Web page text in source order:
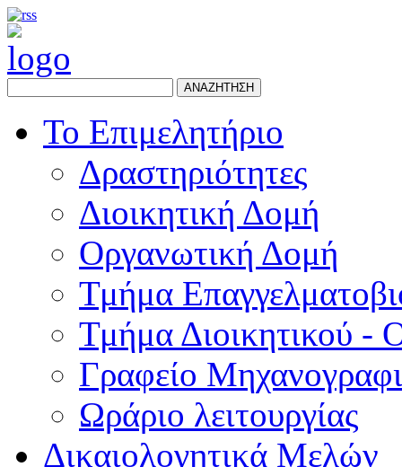
ΑΝΑΖΗΤΗΣΗ
Το Επιμελητήριο
Δραστηριότητες
Διοικητική Δομή
Οργανωτική Δομή
Τμήμα
Τμήμα Διοικητικού -
Γραφείο
Ωράριο λειτουργίας
Δικαιολογητικά Μελών